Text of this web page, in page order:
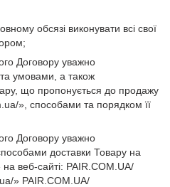
обсязі виконувати всі свої
Договору уважно
умовами, а також
що пропонується до продажу
», способами та порядком її
Договору уважно
доставки Товару на
на веб-сайті: PAIR.COM.UA/
» PAIR.COM.UA/